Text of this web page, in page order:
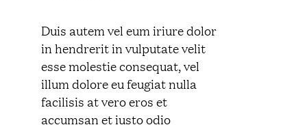
Duis autem vel eum iriure dolor
in hendrerit in vulputate velit
esse molestie consequat, vel
illum dolore eu feugiat nulla
facilisis at vero eros et
accumsan et iusto odio